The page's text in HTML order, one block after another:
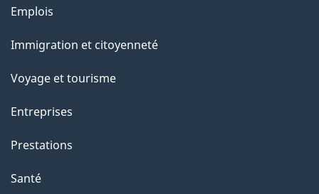
l
a
a
g
"
Thèmes
sujets
Emplois
Immigration et citoyenneté
Voyage et tourisme
Entreprises
Prestations
Santé